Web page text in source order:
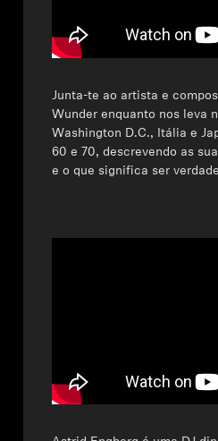
Junta-te ao artista e
Wunder enquanto nos leva
Washington D.C., Itália e
60 e 70, descrevendo as
e o que significa ser